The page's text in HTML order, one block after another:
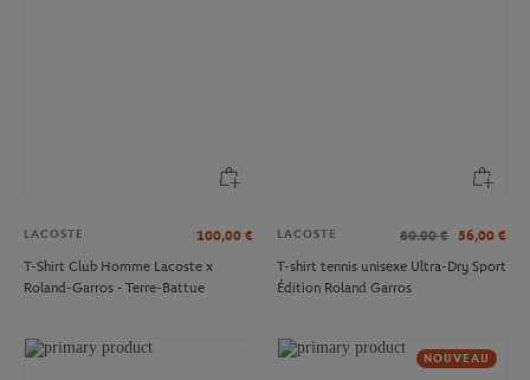
LACOSTE 100,00 €
T-Shirt Club Homme Lacoste x
Roland-Garros - Terre-Battue
LACOSTE 80.00 € 56,00 €
T-shirt tennis unisexe Ultra-Dry Sport
Édition Roland Garros
NOUVEAU